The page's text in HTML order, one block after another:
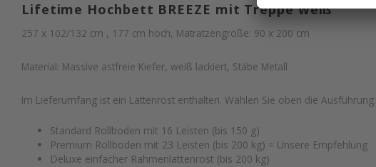
Lifetime Hochbett BREEZE mit Treppe weiß
257 x 102/132 cm , 177 cm hoch, Matratzengröße: 90 x 200 cm
Material: Massive astfreie Kiefer, weiß lackiert, Stäbe Metall
Im Lieferumfang ist ein Lattenrost enthalten. Wählen Sie oben die Ausführung:
Standard Rollboden mit 16 Leisten (bis 150 g)
Premium Rollboden mit 23 Leisten (bis 200 kg) = Unsere Empfehlung
Deluxe einfacher Rahmenlattenrost (bis 200 kg)